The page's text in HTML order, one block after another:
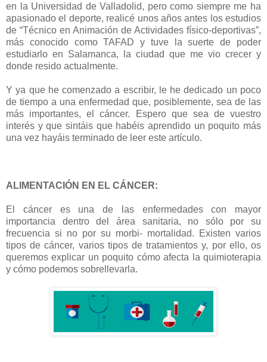
en la Universidad de Valladolid, pero como siempre me ha
apasionado el deporte, realicé unos años antes los estudios
de “Técnico en Animación de Actividades físico-deportivas”,
más conocido como TAFAD y tuve la suerte de poder
estudiarlo en Salamanca, la ciudad que me vio crecer y
donde resido actualmente.
Y ya que he comenzado a escribir, le he dedicado un poco
de tiempo a una enfermedad que, posiblemente, sea de las
más importantes, el cáncer. Espero que sea de vuestro
interés y que sintáis que habéis aprendido un poquito más
una vez hayáis terminado de leer este artículo.
ALIMENTACIÓN EN EL CÁNCER:
El cáncer es una de las enfermedades con mayor
importancia dentro del área sanitaria, no sólo por su
frecuencia si no por su morbi- mortalidad. Existen varios
tipos de cáncer, varios tipos de tratamientos y, por ello, os
queremos explicar un poquito cómo afecta la quimioterapia
y cómo podemos sobrellevarla.